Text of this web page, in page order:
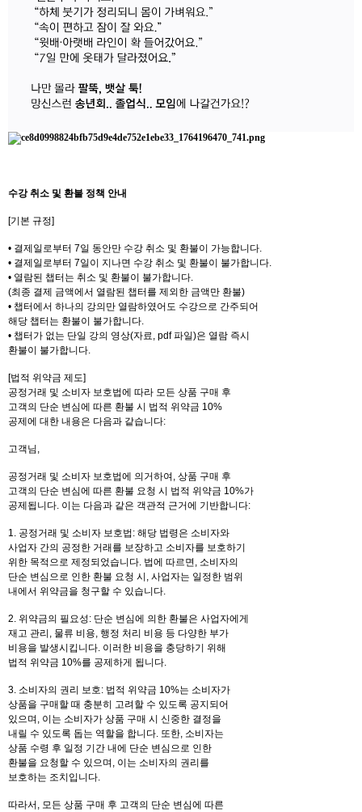
수강 취소 및 환불 정책 안내
[기본 규정]
• 결제일로부터 7일 동안만 수강 취소 및 환불이 가능합니다.
• 결제일로부터 7일이 지나면 수강 취소 및 환불이 불가합니다.
• 열람된 챕터는 취소 및 환불이 불가합니다.
(최종 결제 금액에서 열람된 챕터를 제외한 금액만 환불)
• 챕터에서 하나의 강의만 열람하였어도 수강으로 간주되어
해당 챕터는 환불이 불가합니다.
• 챕터가 없는 단일 강의 영상(자료, pdf 파일)은 열람 즉시
환불이 불가합니다.
[법적 위약금 제도]
공정거래 및 소비자 보호법에 따라 모든 상품 구매 후
고객의 단순 변심에 따른 환불 시 법적 위약금 10%
공제에 대한 내용은 다음과 같습니다:
고객님,
공정거래 및 소비자 보호법에 의거하여, 상품 구매 후
고객의 단순 변심에 따른 환불 요청 시 법적 위약금 10%가
공제됩니다. 이는 다음과 같은 객관적 근거에 기반합니다:
1. 공정거래 및 소비자 보호법: 해당 법령은 소비자와
사업자 간의 공정한 거래를 보장하고 소비자를 보호하기
위한 목적으로 제정되었습니다. 법에 따르면, 소비자의
단순 변심으로 인한 환불 요청 시, 사업자는 일정한 범위
내에서 위약금을 청구할 수 있습니다.
2. 위약금의 필요성: 단순 변심에 의한 환불은 사업자에게
재고 관리, 물류 비용, 행정 처리 비용 등 다양한 부가
비용을 발생시킵니다. 이러한 비용을 충당하기 위해
법적 위약금 10%를 공제하게 됩니다.
3. 소비자의 권리 보호: 법적 위약금 10%는 소비자가
상품을 구매할 때 충분히 고려할 수 있도록 공지되어
있으며, 이는 소비자가 상품 구매 시 신중한 결정을
내릴 수 있도록 돕는 역할을 합니다. 또한, 소비자는
상품 수령 후 일정 기간 내에 단순 변심으로 인한
환불을 요청할 수 있으며, 이는 소비자의 권리를
보호하는 조치입니다.
따라서, 모든 상품 구매 후 고객의 단순 변심에 따른